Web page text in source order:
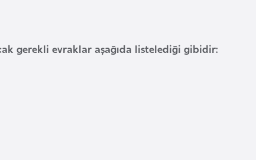
gerekli evraklar aşağıda listelediği gibidir: